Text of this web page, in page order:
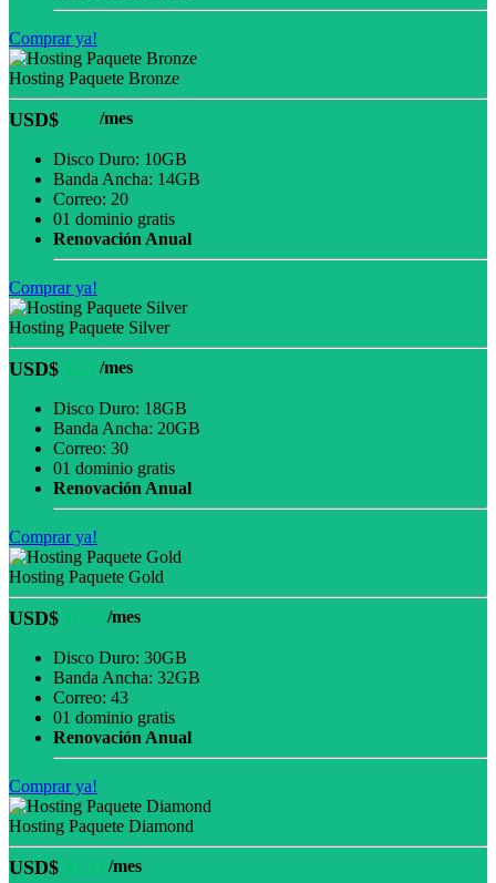
Comprar ya!
Hosting Paquete Bronze
USD$ /mes
Disco Duro: 10GB
Banda Ancha: 14GB
Correo: 20
01 dominio gratis
Renovación Anual
Comprar ya!
Hosting Paquete Silver
USD$ /mes
Disco Duro: 18GB
Banda Ancha: 20GB
Correo: 30
01 dominio gratis
Renovación Anual
Comprar ya!
Hosting Paquete Gold
USD$ /mes
Disco Duro: 30GB
Banda Ancha: 32GB
Correo: 43
01 dominio gratis
Renovación Anual
Comprar ya!
Hosting Paquete Diamond
USD$ /mes